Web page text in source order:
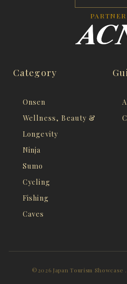
PARTNER
Category
Onsen
Wellness, Beauty &
Longevity
Ninja
Sumo
Cycling
Fishing
Caves
©2026 Japan Tourism